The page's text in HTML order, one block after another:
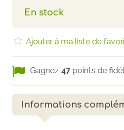
En stock
Ajouter à ma liste de
Gagnez 47 points de
Informations